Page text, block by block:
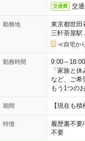
交通費 交
勤務地
東京都世田
三軒茶屋駅
≪自宅か
勤務時間
9:00～
「家族と
など、ご希
もう1つの
期間 【現在も
特徴 履歴書不要/
不要